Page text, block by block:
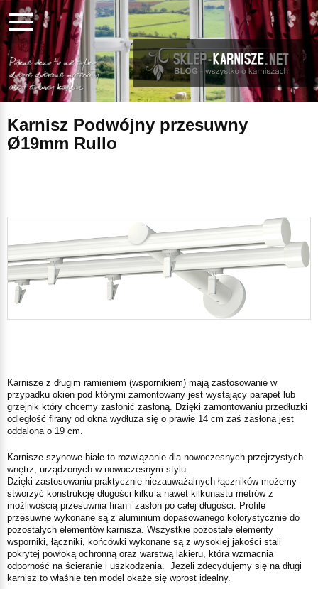
Karnisz Podwójny przesuwny
Ø19mm Rullo
Karnisze z długim ramieniem (wspornikiem) mają zastosowanie w
przypadku okien pod którymi zamontowany jest wystający parapet lub
grzejnik który chcemy zasłonić zasłoną. Dzięki zamontowaniu przedłużki
odległość firany od okna wydłuża się o prawie 14 cm zaś zasłona jest
oddalona o 19 cm.
Karnisze szynowe białe to rozwiązanie dla nowoczesnych przejrzystych
wnętrz, urządzonych w nowoczesnym stylu.
Dzięki zastosowaniu praktycznie niezauważalnych łączników możemy
stworzyć konstrukcję długości kilku a nawet kilkunastu metrów z
możliwością przesuwnia firan i zasłon po całej długości. Profile
przesuwne wykonane są z aluminium dopasowanego kolorystycznie do
pozostałych elementów karnisza. Wszystkie pozostałe elementy
wsporniki, łączniki, końcówki wykonane są z wysokiej jakości stali
pokrytej powłoką ochronną oraz warstwą lakieru, która wzmacnia
odporność na ścieranie i uszkodzenia. Jeżeli zdecydujemy się na długi
karnisz to właśnie ten model okaże się wprost idealny.